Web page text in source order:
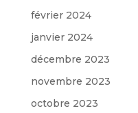
février 2024
janvier 2024
décembre 2023
novembre 2023
octobre 2023